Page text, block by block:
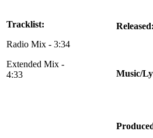
Tracklist:
Radio Mix - 3:34
Extended Mix -
4:33
Released:
Music/